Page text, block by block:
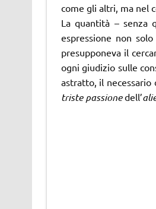
come gli altri, ma nel
La quantità – senza
espressione non
presupponeva il
ogni giudizio sulle
astratto, il necessario
triste passionedell’